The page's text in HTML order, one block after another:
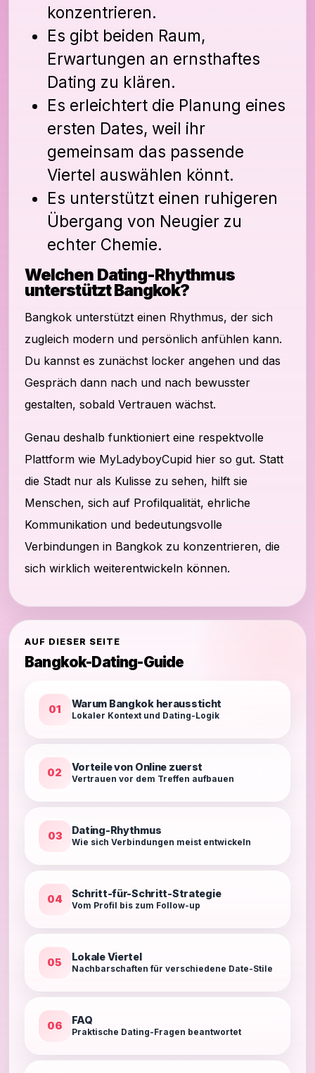
konzentrieren.
Es gibt beiden Raum,
Erwartungen an ernsthaftes
Dating zu klären.
Es erleichtert die Planung eines
ersten Dates, weil ihr
gemeinsam das passende
Viertel auswählen könnt.
Es unterstützt einen ruhigeren
Übergang von Neugier zu
echter Chemie.
Welchen Dating-Rhythmus
unterstützt Bangkok?
Bangkok unterstützt einen Rhythmus, der sich
zugleich modern und persönlich anfühlen kann.
Du kannst es zunächst locker angehen und das
Gespräch dann nach und nach bewusster
gestalten, sobald Vertrauen wächst.
Genau deshalb funktioniert eine respektvolle
Plattform wie MyLadyboyCupid hier so gut. Statt
die Stadt nur als Kulisse zu sehen, hilft sie
Menschen, sich auf Profilqualität, ehrliche
Kommunikation und bedeutungsvolle
Verbindungen in Bangkok zu konzentrieren, die
sich wirklich weiterentwickeln können.
AUF DIESER SEITE
Bangkok-Dating-Guide
01 Warum Bangkok heraussticht
Lokaler Kontext und Dating-Logik
02 Vorteile von Online zuerst
Vertrauen vor dem Treffen aufbauen
03 Dating-Rhythmus
Wie sich Verbindungen meist entwickeln
04 Schritt-für-Schritt-Strategie
Vom Profil bis zum Follow-up
05 Lokale Viertel
Nachbarschaften für verschiedene Date-Stile
06 FAQ
Praktische Dating-Fragen beantwortet